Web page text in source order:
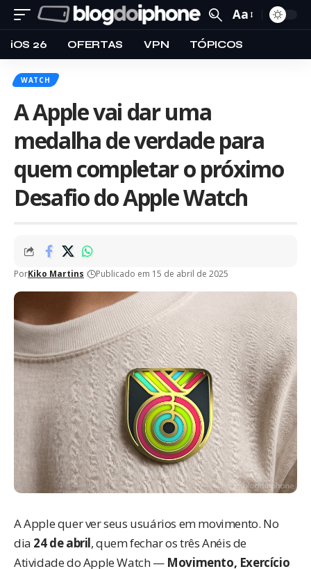
Aa
iOS 26 OFERTAS VPN TÓPICOS
WATCH
A Apple vai dar uma
medalha de verdade para
quem completar o próximo
Desafio do Apple Watch
PorKiko Martins Publicado em 15 de abril de 2025
A Apple quer ver seus usuários em movimento. No
dia 24 de abril, quem fechar os três Anéis de
Atividade do Apple Watch — Movimento, Exercício